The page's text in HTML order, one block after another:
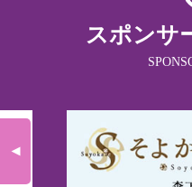
スポンサ